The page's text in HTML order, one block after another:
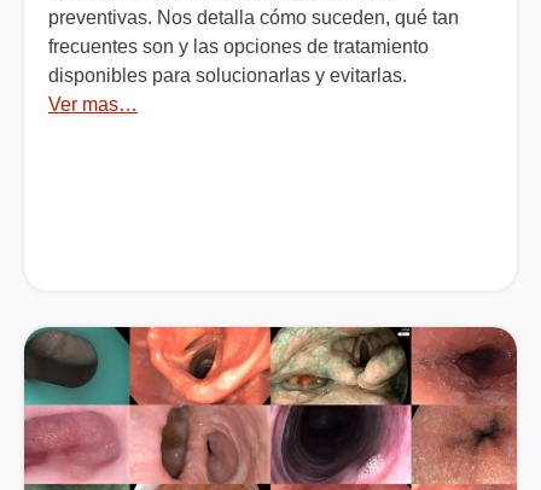
preventivas. Nos detalla cómo suceden, qué tan
frecuentes son y las opciones de tratamiento
disponibles para solucionarlas y evitarlas.
Ver mas…